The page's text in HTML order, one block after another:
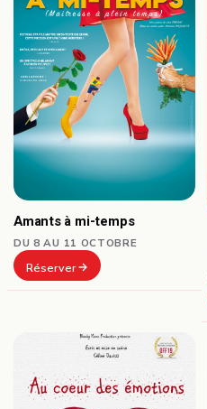
Amants à mi-temps
DU 8 AU 11 OCTOBRE
Réserver